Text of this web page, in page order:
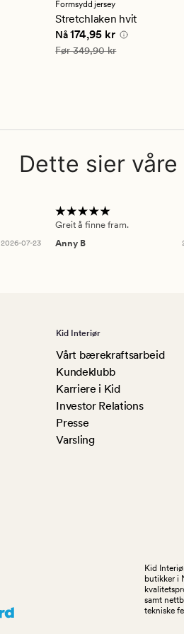
en
gjennomsnittlig
vurdering
på
4.5
Formsydd jersey
Stretchlaken hvit
Nåværende pris
Nå 174,95 kr
Vanlig pris 349,90 kr
Før349,90 kr
Dette sier
2026-07-23
Greit å finne fram.
Anny B
Kid Interiør
Vårt bærekraftsarbeid
Kundeklubb
Karriere i Kid
Investor Relations
Presse
Varsling
Kid
butikker i
samt
tekniske